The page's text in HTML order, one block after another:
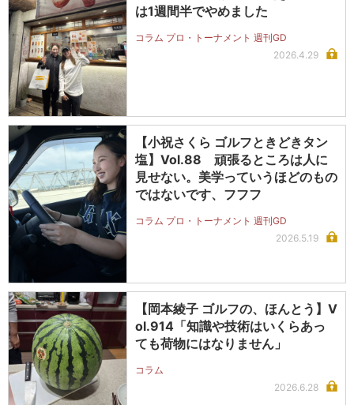
は1週間半でやめました
コラム プロ・トーナメント 週刊GD
2026.4.29
【小祝さくら ゴルフときどきタン
塩】Vol.88 頑張るところは人に
見せない。美学っていうほどのもの
ではないです、フフフ
コラム プロ・トーナメント 週刊GD
2026.5.19
【岡本綾子 ゴルフの、ほんとう】V
ol.914「知識や技術はいくらあっ
ても荷物にはなりません」
コラム
2026.6.28